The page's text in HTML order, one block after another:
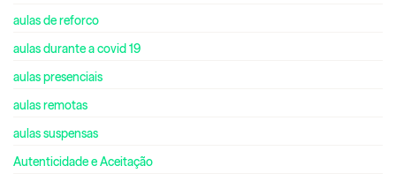
aulas de reforco
aulas durante a covid 19
aulas presenciais
aulas remotas
aulas suspensas
Autenticidade e Aceitação